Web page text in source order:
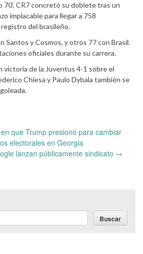
70’, CR7 concretó su doblete tras un
implacable para llegar a 758
del brasileño.
Santos y Cosmos, y otros 77 con Brasil.
oficiales durante su carrera.
victoria de la Juventus 4-1 sobre el
Chiesa y Paulo Dybala también se
que Trump presionó para cambiar
electorales en Georgia
lanzan públicamente sindicato →
Buscar